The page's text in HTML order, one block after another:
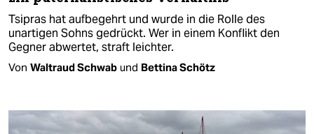
Tsipras hat aufbegehrt und wurde in die Rolle des
unartigen Sohns gedrückt. Wer in einem Konflikt den
Gegner abwertet, straft leichter.
Von Waltraud Schwab und Bettina Schötz